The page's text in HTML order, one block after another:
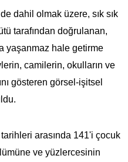
dahil olmak üzere, sık sık
tarafından doğrulanan,
yaşanmaz hale getirme
camilerin, okulların ve
gösteren görsel-işitsel
​​arasında 141'i çocuk
ve yüzlercesinin